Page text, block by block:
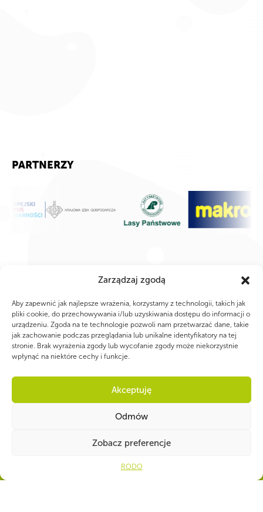
Zarządzaj zgodą
Aby zapewnić jak najlepsze wrażenia, korzystamy z technologii, takich jak
pliki cookie, do przechowywania i/lub uzyskiwania dostępu do informacji o
urządzeniu. Zgoda na te technologie pozwoli nam przetwarzać dane, takie
jak zachowanie podczas przeglądania lub unikalne identyfikatory na tej
stronie. Brak wyrażenia zgody lub wycofanie zgody może niekorzystnie
wpłynąć na niektóre cechy i funkcje.
Akceptuję
Odmów
Zobacz preferencje
RODO
PARTNERZY
WSPÓLNIE DLA HARCERSKIEJ MISJI
Twoje wsparcie, nasza